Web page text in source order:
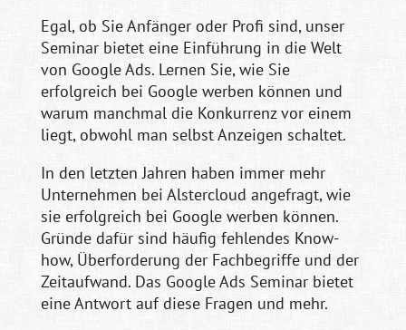
Egal, ob Sie Anfänger oder Profi sind, unser
Seminar bietet eine Einführung in die Welt
von Google Ads. Lernen Sie, wie Sie
erfolgreich bei Google werben können und
warum manchmal die Konkurrenz vor einem
liegt, obwohl man selbst Anzeigen schaltet.
In den letzten Jahren haben immer mehr
Unternehmen bei Alstercloud angefragt, wie
sie erfolgreich bei Google werben können.
Gründe dafür sind häufig fehlendes Know-
how, Überforderung der Fachbegriffe und der
Zeitaufwand. Das Google Ads Seminar bietet
eine Antwort auf diese Fragen und mehr.